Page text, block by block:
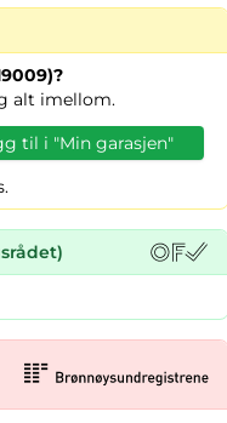
alt imellom.
til i "Min garasjen"